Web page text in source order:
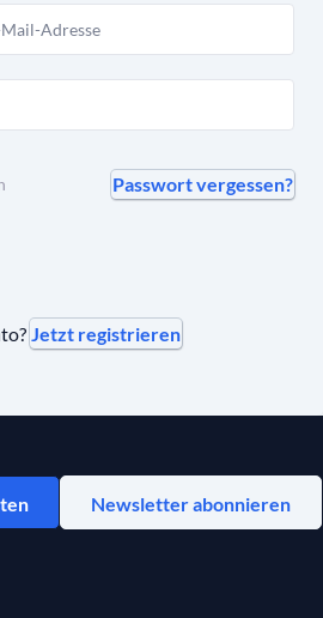
Passwort vergessen?
Jetzt registrieren
Newsletter abonnieren